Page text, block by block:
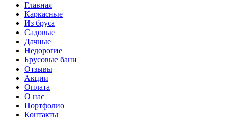
Главная
Каркасные
Из бруса
Садовые
Дачные
Недорогие
Брусовые бани
Отзывы
Акции
Оплата
О нас
Портфолио
Контакты